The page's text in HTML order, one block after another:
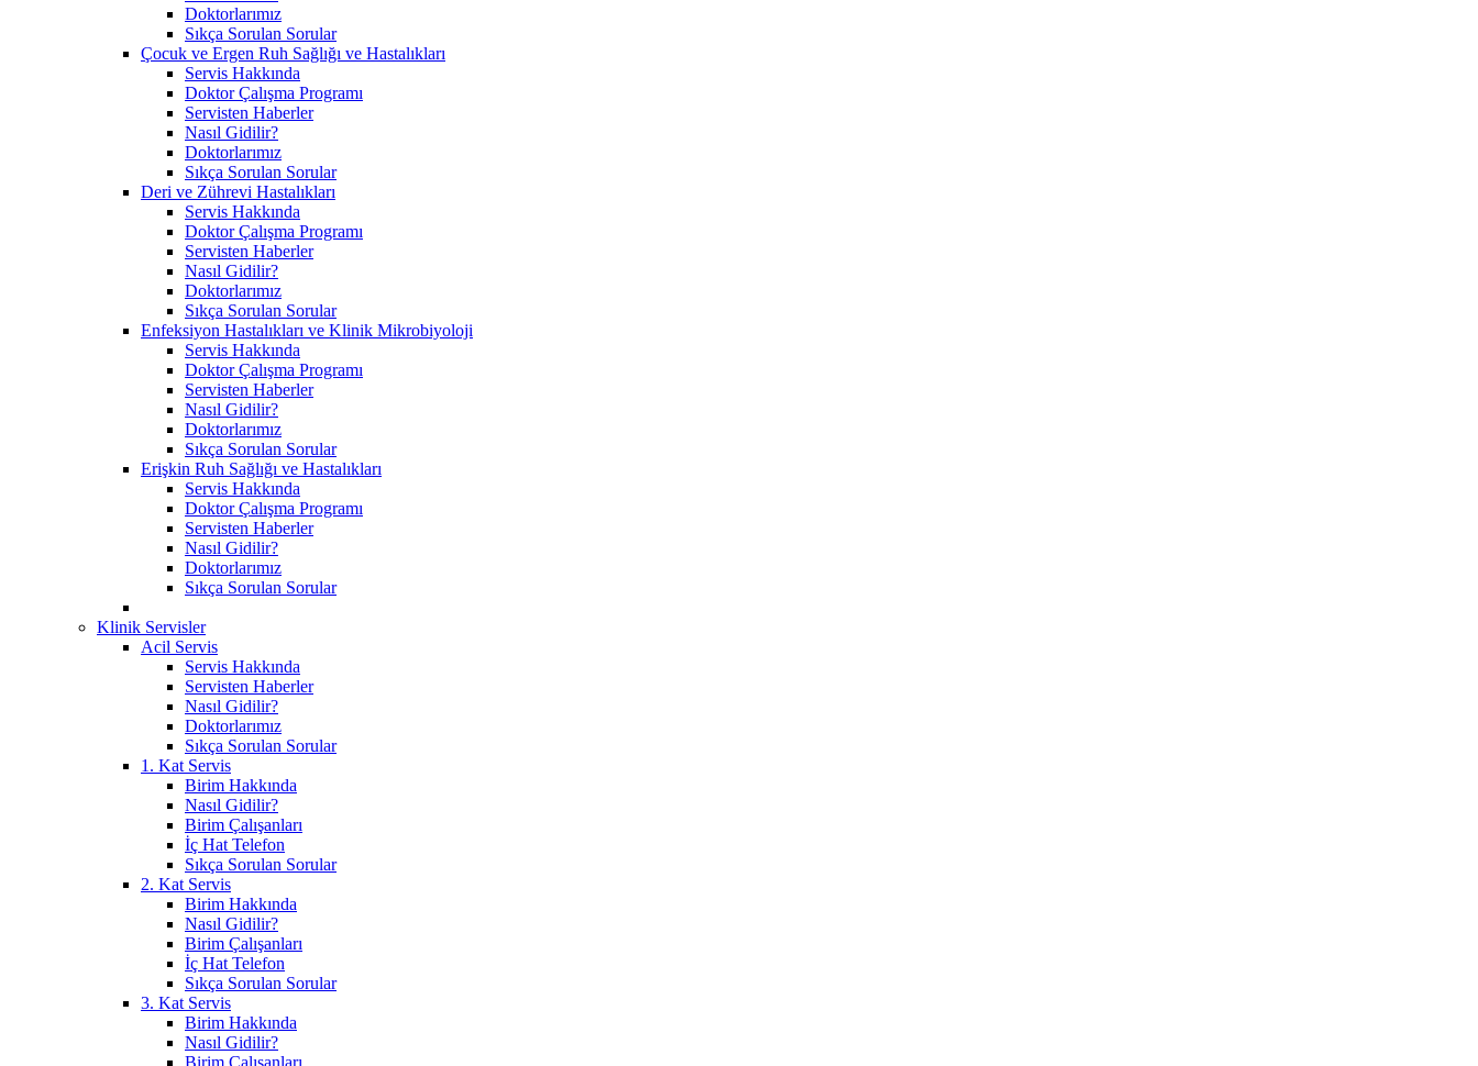
Doktorlarımız
Sıkça Sorulan Sorular
Çocuk ve Ergen Ruh Sağlığı ve Hastalıkları
Servis Hakkında
Doktor Çalışma Programı
Servisten Haberler
Nasıl Gidilir?
Doktorlarımız
Sıkça Sorulan Sorular
Deri ve Zührevi Hastalıkları
Servis Hakkında
Doktor Çalışma Programı
Servisten Haberler
Nasıl Gidilir?
Doktorlarımız
Sıkça Sorulan Sorular
Enfeksiyon Hastalıkları ve Klinik Mikrobiyoloji
Servis Hakkında
Doktor Çalışma Programı
Servisten Haberler
Nasıl Gidilir?
Doktorlarımız
Sıkça Sorulan Sorular
Erişkin Ruh Sağlığı ve Hastalıkları
Servis Hakkında
Doktor Çalışma Programı
Servisten Haberler
Nasıl Gidilir?
Doktorlarımız
Sıkça Sorulan Sorular
Klinik Servisler
Acil Servis
Servis Hakkında
Servisten Haberler
Nasıl Gidilir?
Doktorlarımız
Sıkça Sorulan Sorular
1. Kat Servis
Birim Hakkında
Nasıl Gidilir?
Birim Çalışanları
İç Hat Telefon
Sıkça Sorulan Sorular
2. Kat Servis
Birim Hakkında
Nasıl Gidilir?
Birim Çalışanları
İç Hat Telefon
Sıkça Sorulan Sorular
3. Kat Servis
Birim Hakkında
Nasıl Gidilir?
Birim Çalışanları